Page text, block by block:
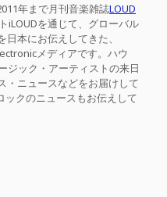
年まで月刊音楽雑誌LOUD
iLOUDを通じて、グローバル
本にお伝えしてきた、
メディアです。ハウ
ジック・アーティストの来日
・ニュースなどをお届けして
ックのニュースもお伝えして